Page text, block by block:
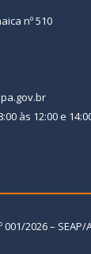
nº 510
às 12:00 e
001/2026 – SEAP/